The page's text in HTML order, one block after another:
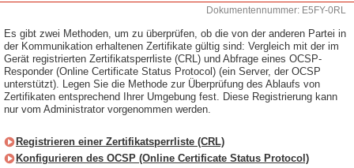
Dokumentennummer: E5FY-0RL
Es gibt zwei Methoden, um zu überprüfen, ob die von der anderen Partei in
der Kommunikation erhaltenen Zertifikate gültig sind: Vergleich mit der im
Gerät registrierten Zertifikatsperrliste (CRL) und Abfrage eines OCSP-
Responder (Online Certificate Status Protocol) (ein Server, der OCSP
unterstützt). Legen Sie die Methode zur Überprüfung des Ablaufs von
Zertifikaten entsprechend Ihrer Umgebung fest. Diese Registrierung kann
nur vom Administrator vorgenommen werden.
Registrieren einer Zertifikatsperrliste (CRL)
Konfigurieren des OCSP (Online Certificate Status Protocol)